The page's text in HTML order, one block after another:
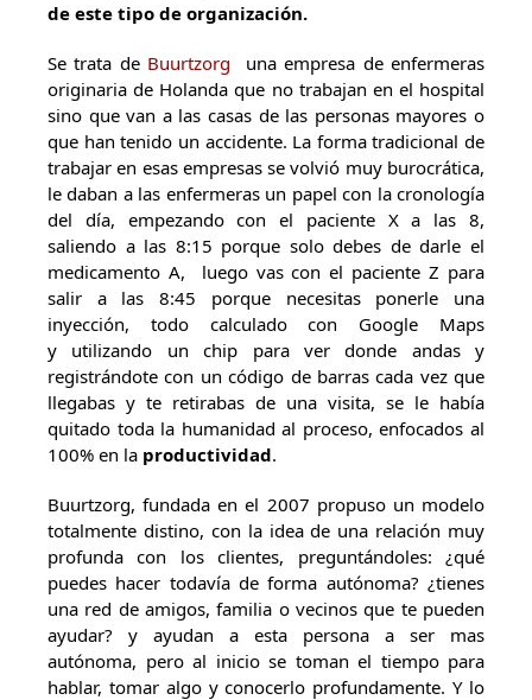
de este tipo de organización.
Se trata de Buurtzorg una empresa de enfermeras
originaria de Holanda que no trabajan en el hospital
sino que van a las casas de las personas mayores o
que han tenido un accidente. La forma tradicional de
trabajar en esas empresas se volvió muy burocrática,
le daban a las enfermeras un papel con la cronología
del día, empezando con el paciente X a las 8,
saliendo a las 8:15 porque solo debes de darle el
medicamento A,
luego vas con el paciente Z para
salir a las 8:45 porque necesitas ponerle una
inyección, todo calculado con Google Maps
y utilizando un chip para ver donde andas y
registrándote con un código de barras cada vez que
llegabas y te retirabas de una visita, se le había
quitado toda la humanidad al proceso, enfocados al
100% en la productividad.
Buurtzorg, fundada en el 2007 propuso un modelo
totalmente distino, con la idea de una relación muy
profunda con los clientes, preguntándoles: ¿qué
puedes hacer todavía de forma autónoma? ¿tienes
una red de amigos, familia o vecinos que te pueden
ayudar? y ayudan a esta persona a ser mas
autónoma, pero al inicio se toman el tiempo para
hablar, tomar algo y conocerlo profundamente. Y lo